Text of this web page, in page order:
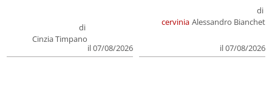
di
Cinzia Timpano
il 07/08/2026
cervinia
di
Alessandro Bianchet
il 07/08/2026